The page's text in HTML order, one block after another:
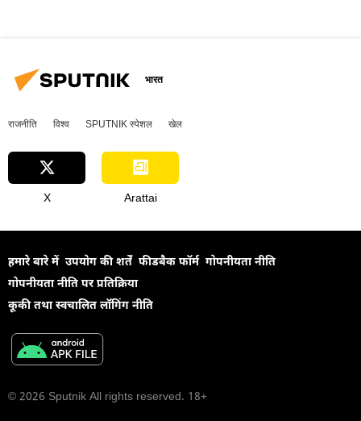
भारत
राजनीति विश्व SPUTNIK स्पेशल खेल
X Arattai
हमारे बारे में उपयोग की शर्तें फीडबैक फॉर्म गोपनीयता नीति
गोपनीयता नीति पर प्रतिक्रिया
कूकी तथा स्वचालित लॉगिंग नीति
© 2026 Sputnik All rights reserved. 18+